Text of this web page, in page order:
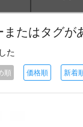
たはタグが
た
順 価格順 新着